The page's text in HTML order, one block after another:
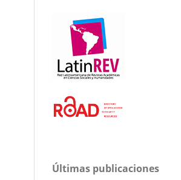
Últimas publicaciones